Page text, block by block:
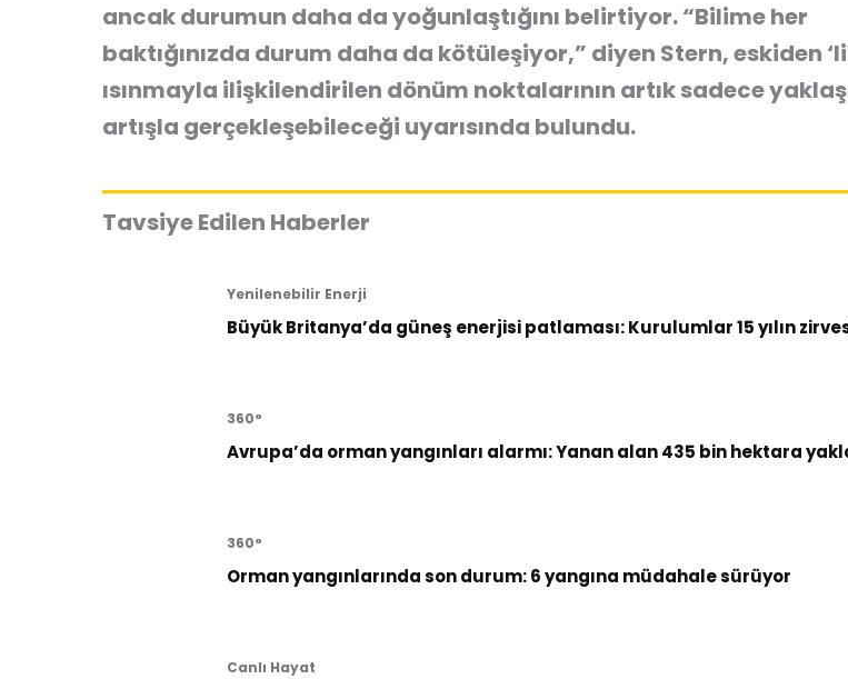
ancak durumun daha da yoğunlaştığını belirtiyor. “Bilime her
baktığınızda durum daha da kötüleşiyor,” diyen Stern, eskiden
ısınmayla ilişkilendirilen dönüm noktalarının artık sadece
artışla gerçekleşebileceği uyarısında bulundu.
Tavsiye Edilen Haberler
Yenilenebilir Enerji
Büyük Britanya’da güneş enerjisi patlaması: Kurulumlar 15 yılın
360°
Avrupa’da orman yangınları alarmı: Yanan alan 435 bin hektara
360°
Orman yangınlarında son durum: 6 yangına müdahale sürüyor
Canlı Hayat